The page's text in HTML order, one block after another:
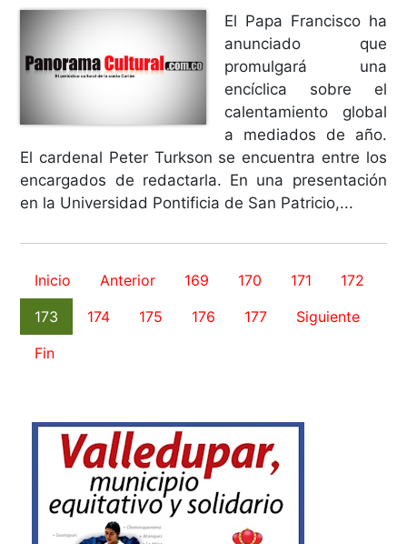
El Papa Francisco ha
anunciado que
promulgará una
encíclica sobre el
calentamiento global
a mediados de año.
El cardenal Peter Turkson se encuentra entre los
encargados de redactarla. En una presentación
en la Universidad Pontificia de San Patricio,...
Inicio Anterior 169 170 171
172
173
174 175 176 177
Siguiente
Fin